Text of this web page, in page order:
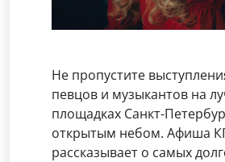
Не пропустите
певцов и музыкантов на
площадках Санкт-
открытым небом. Афиша
рассказывает о самых